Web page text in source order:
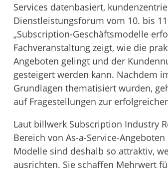
Services datenbasiert,
Dienstleistungsforum vom 10. bis
„Subscription-Geschäftsmodelle
Fachveranstaltung zeigt, wie die
Angeboten gelingt und der
gesteigert werden kann. Nachdem
Grundlagen thematisiert wurden,
auf Fragestellungen zur
Laut billwerk Subscription Industry
Bereich von As-a-Service-
Modelle sind deshalb so attraktiv,
ausrichten. Sie schaffen Mehrwert